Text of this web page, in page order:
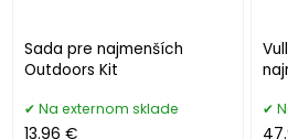
Sada pre najmenších
Outdoors Kit
Na externom sklade
13.96 €